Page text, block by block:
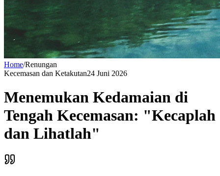
Home/Renungan
Kecemasan dan Ketakutan24 Juni 2026
Menemukan Kedamaian di
Tengah Kecemasan: "Kecaplah
dan Lihatlah"